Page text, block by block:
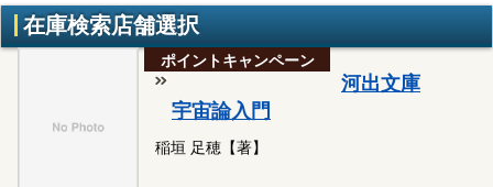
在庫検索店舗選択
ポイントキャンペーン
河出文庫
宇宙論入門
稲垣 足穂【著】